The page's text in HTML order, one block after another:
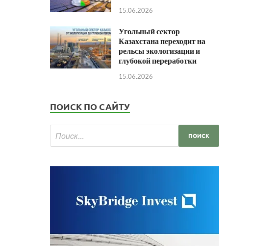
15.06.2026
Угольный сектор
Казахстана переходит на
рельсы экологизации и
глубокой переработки
15.06.2026
ПОИСК ПО САЙТУ